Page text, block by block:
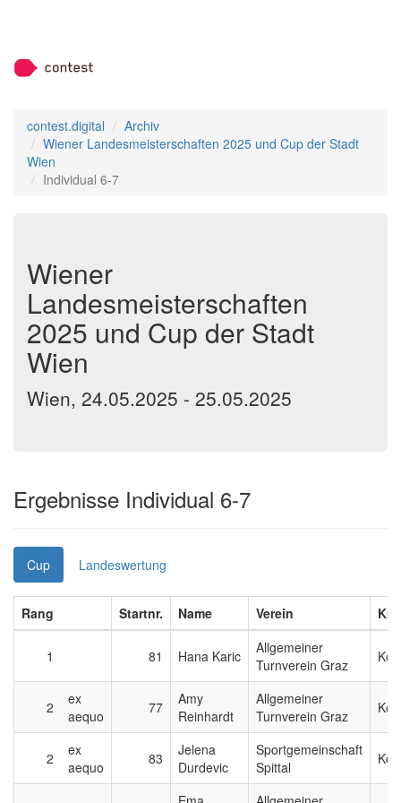
contest.digital
Archiv
Wiener Landesmeisterschaften 2025 und Cup der Stadt
Wien
Individual 6-7
Wiener
Landesmeisterschaften
2025 und Cup der Stadt
Wien
Wien, 24.05.2025 - 25.05.2025
Ergebnisse Individual 6-7
Cup Landeswertung
Rang Startnr. Name Verein Kür
1 81 Hana Karic
Allgemeiner
Turnverein Graz
2
ex
aequo
77
Amy
Reinhardt
Allgemeiner
Turnverein Graz
2
ex
aequo
83
Jelena
Durdevic
Sportgemeinschaft
Spittal